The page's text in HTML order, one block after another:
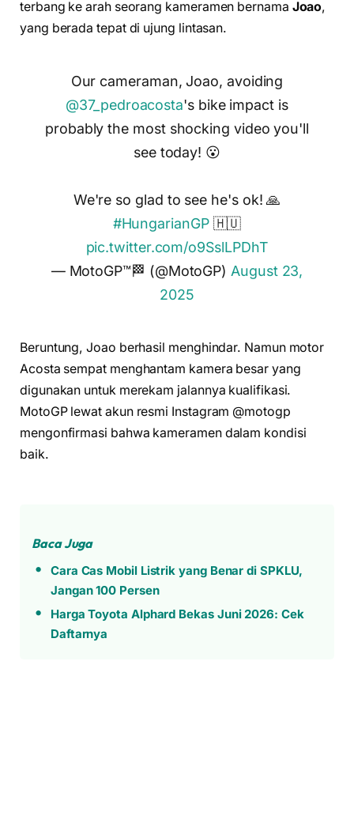
terbang ke arah seorang kameramen bernama Joao,
yang berada tepat di ujung lintasan.
Our cameraman, Joao, avoiding
@37_pedroacosta's bike impact is
probably the most shocking video you'll
see today! 😮
We're so glad to see he's ok! 🙏
#HungarianGP🇭🇺
pic.twitter.com/o9SslLPDhT
— MotoGP™🏁 (@MotoGP) August 23,
2025
Beruntung, Joao berhasil menghindar. Namun motor
Acosta sempat menghantam kamera besar yang
digunakan untuk merekam jalannya kualifikasi.
MotoGP lewat akun resmi Instagram @motogp
mengonfirmasi bahwa kameramen dalam kondisi
baik.
Baca Juga
Cara Cas Mobil Listrik yang Benar di SPKLU,
Jangan 100 Persen
Harga Toyota Alphard Bekas Juni 2026: Cek
Daftarnya